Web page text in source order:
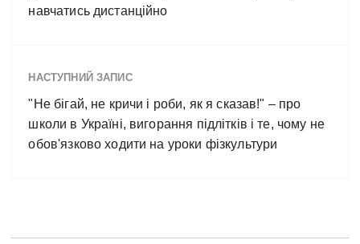
навчатись дистанційно
НАСТУПНИЙ ЗАПИС
"Не бігай, не кричи і роби, як я сказав!" – про
школи в Україні, вигорання підлітків і те, чому не
обов'язково ходити на уроки фізкультури